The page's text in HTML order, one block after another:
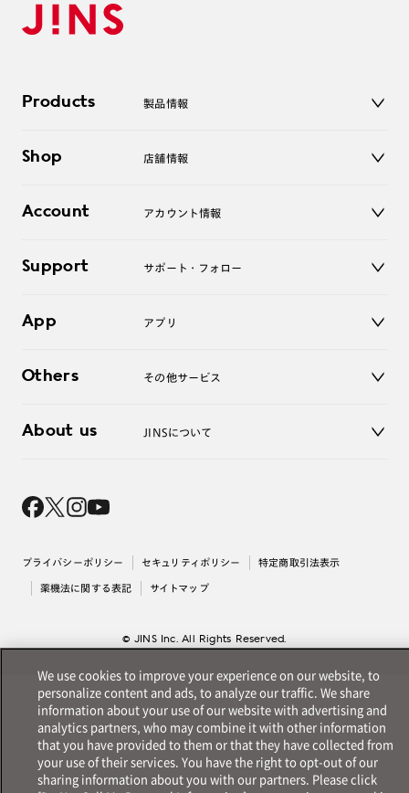
Products 製品情報
サングラス
コンタクトレンズ
アクセサリー
Shop 店舗情報
オンラインショップ
Account アカウント情報
ログアウト
Support サポート・フォロー
よくあるご質問
お問い合わせ
App アプリ
Others その他サービス
レンズ交換
About us JINSについて
採用情報
出店について
プライバシーポリシー セキュリティポリシー 特定商取引法表示
薬機法に関する表記 サイトマップ
© JINS Inc. All Rights Reserved.
We use cookies to improve your experience on our website, to
personalize content and ads, to analyze our traffic. We share
information about your use of our website with advertising and
analytics partners, who may combine it with other information
that you have provided to them or that they have collected from
your use of their services. You have the right to opt-out of our
sharing information about you with our partners. Please click